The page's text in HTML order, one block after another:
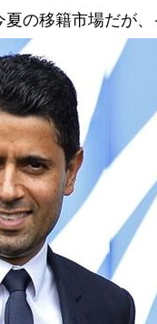
の移籍市場だが